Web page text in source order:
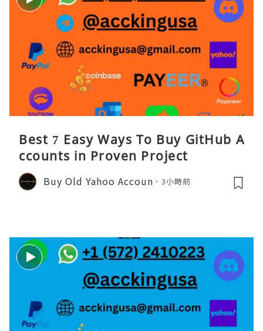
Best 7 Easy Ways To Buy GitHub A
ccounts in Proven Project
Buy Old Yahoo Accoun 3小時前